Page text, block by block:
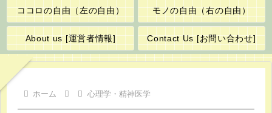
ココロの自由（左の自由） モノの自由（右の自由）
About us [運営者情報] Contact Us [お問い合わせ]
ホーム 心理学・精神医学